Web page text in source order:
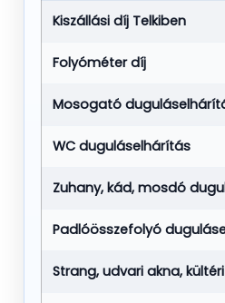
Kiszállási díj Telkiben
Folyóméter díj
Mosogató
WC duguláselhárítás
Zuhany, kád, mosdó
Padlóösszefolyó
Strang, udvari akna,